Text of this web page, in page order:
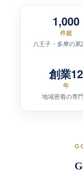
1,000
件超
八王子・多摩の累
創業12
年
地域密着の専